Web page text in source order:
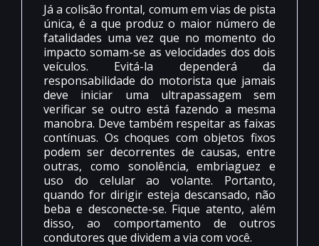
Já a colisão frontal, comum em vias de pista
única, é a que produz o maior número de
fatalidades uma vez que no momento do
impacto somam-se as velocidades dos dois
veículos. Evitá-la dependerá da
responsabilidade do motorista que jamais
deve iniciar uma ultrapassagem sem
verificar se outro está fazendo a mesma
manobra. Deve também respeitar as faixas
contínuas. Os choques com objetos fixos
podem ser decorrentes de causas, entre
outras, como sonolência, embriaguez e
uso do celular ao volante. Portanto,
quando for dirigir esteja descansado, não
beba e desconecte-se. Fique atento, além
disso, ao comportamento de outros
condutores que dividem a via com você.